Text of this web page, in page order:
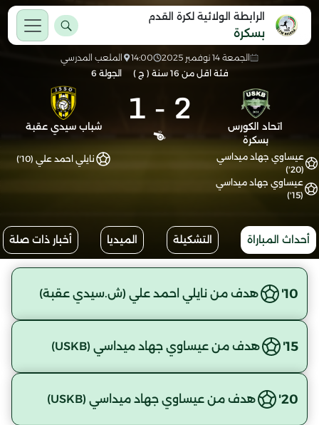
الرابطة الولائية لكرة القدم
بسكرة
الجمعة 14 نوفمبر 2025 14:00
الملعب المدرسي
فئة اقل من 16 سنة ( ج )
الجولة 6
اتحاد الكورس
بسكرة
2
-
1 شباب سيدي عقبة
عيساوي جهاد ميداسي
(20')
عيساوي جهاد ميداسي
(15')
نايلي احمد علي (10')
أحداث المباراة التشكيلة الميديا أخبار ذات صلة
10' هدف من نايلي احمد علي (ش.سيدي عقبة)
15' هدف من عيساوي جهاد ميداسي (USKB)
20' هدف من عيساوي جهاد ميداسي (USKB)